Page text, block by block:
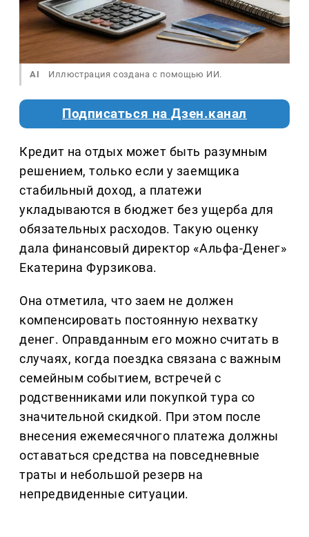
AI Иллюстрация создана с помощью ИИ.
Подписаться на Дзен.канал
Кредит на отдых может быть разумным
решением, только если у заемщика
стабильный доход, а платежи
укладываются в бюджет без ущерба для
обязательных расходов. Такую оценку
дала финансовый директор «Альфа-Денег»
Екатерина Фурзикова.
Она отметила, что заем не должен
компенсировать постоянную нехватку
денег. Оправданным его можно считать в
случаях, когда поездка связана с важным
семейным событием, встречей с
родственниками или покупкой тура со
значительной скидкой. При этом после
внесения ежемесячного платежа должны
оставаться средства на повседневные
траты и небольшой резерв на
непредвиденные ситуации.